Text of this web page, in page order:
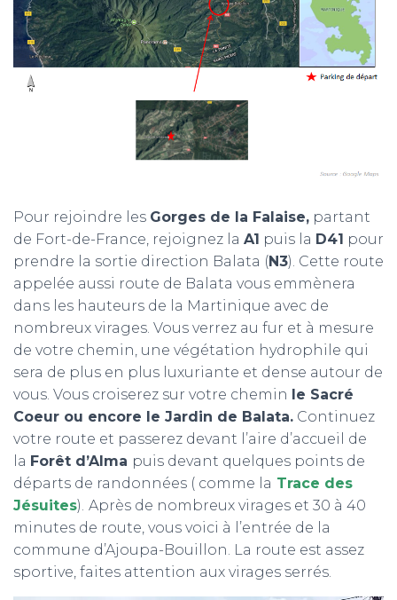
Pour rejoindre les Gorges de la Falaise, partant
de Fort-de-France, rejoignez la A1 puis la D41 pour
prendre la sortie direction Balata (N3). Cette route
appelée aussi route de Balata vous emmènera
dans les hauteurs de la Martinique avec de
nombreux virages. Vous verrez au fur et à mesure
de votre chemin, une végétation hydrophile qui
sera de plus en plus luxuriante et dense autour de
vous. Vous croiserez sur votre chemin le Sacré
Coeur ou encore le Jardin de Balata. Continuez
votre route et passerez devant l’aire d’accueil de
la Forêt d’Alma puis devant quelques points de
départs de randonnées ( comme la Trace des
Jésuites). Après de nombreux virages et 30 à 40
minutes de route, vous voici à l’entrée de la
commune d’Ajoupa-Bouillon. La route est assez
sportive, faites attention aux virages serrés.